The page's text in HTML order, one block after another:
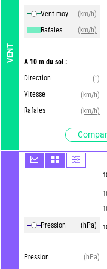
VENT
Vent moy
(km/h)
Rafales
(km/h)
A 10 m du sol :
Direction
(°)
Vitesse
(km/h)
Rafales
(km/h)
Pression (hPa)
Pression (hPa)